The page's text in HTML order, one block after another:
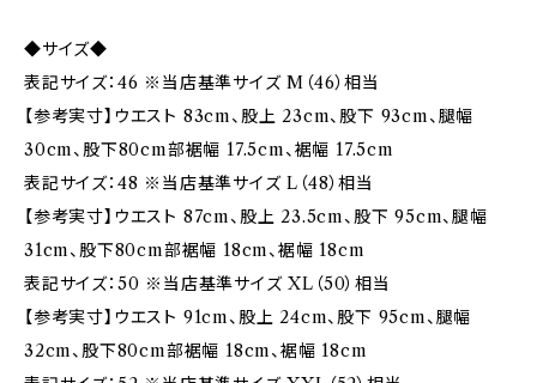
◆サイズ◆
表記サイズ：46 ※当店基準サイズ M（46）相当
【参考実寸】ウエスト 83cm、股上 23cm、股下 93cm、腿幅
30cm、股下80cm部裾幅 17.5cm、裾幅 17.5cm
表記サイズ：48 ※当店基準サイズ L（48）相当
【参考実寸】ウエスト 87cm、股上 23.5cm、股下 95cm、腿幅
31cm、股下80cm部裾幅 18cm、裾幅 18cm
表記サイズ：50 ※当店基準サイズ XL（50）相当
【参考実寸】ウエスト 91cm、股上 24cm、股下 95cm、腿幅
32cm、股下80cm部裾幅 18cm、裾幅 18cm